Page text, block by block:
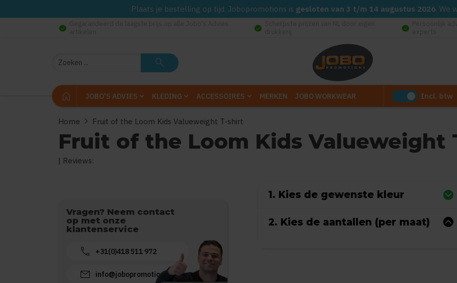
Plaats je bestelling op tijd. Jobopromotions is gesloten van 3 t/m 14 augustus 2026. We
check_circle check_circle check_circle
Zoeken search
home JOBO'S ADVIES KLEDING ACCESSOIRES MERKEN JOBO WORKWEAR Incl. btw
Home chevron_right Fruit of the Loom Kids Valueweight T-shirt
Fruit of the Loom Kids Valueweight
| Reviews:
Vragen? Neem contact
op met onze
klantenservice
call +31(0)418 511 972
mail info@jobopromotions.nl
1. Kies de gewenste kleur
2. Kies de aantallen (per maat)